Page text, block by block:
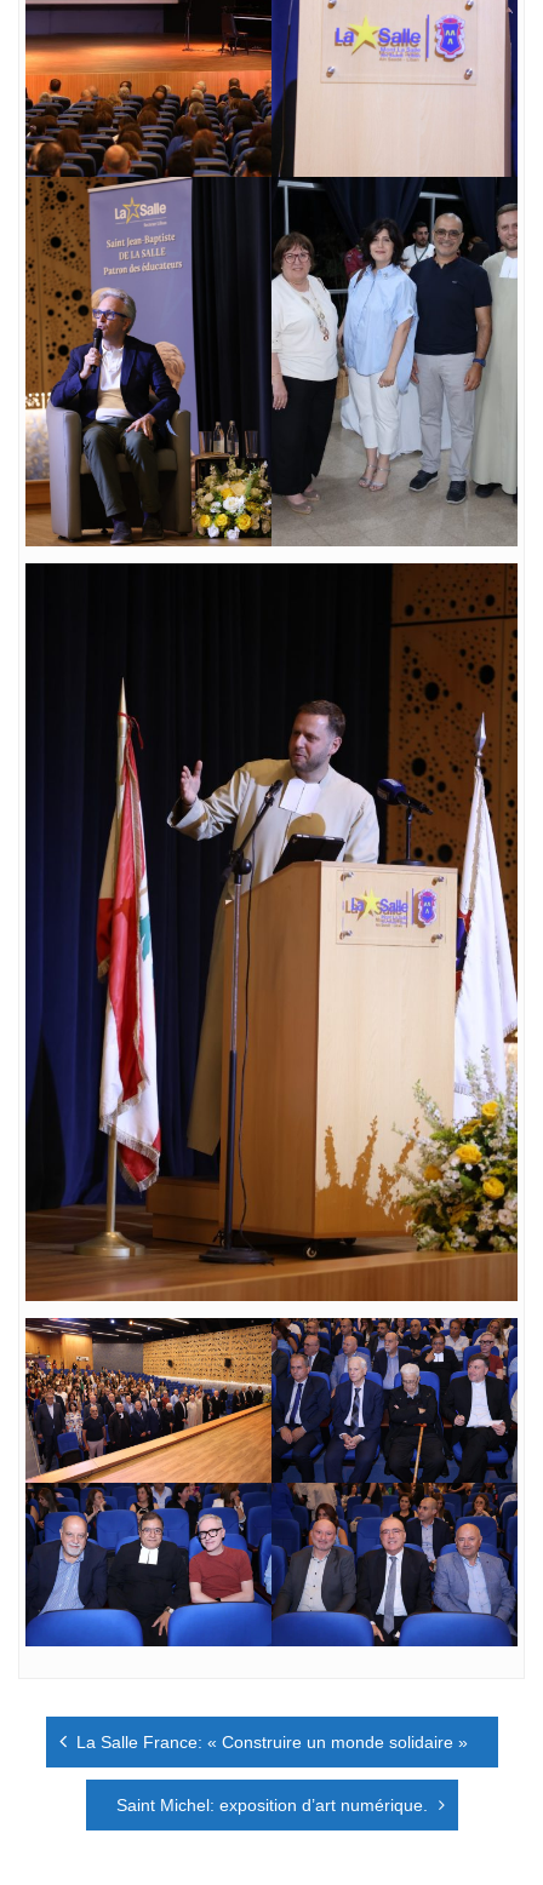
Navigation
La Salle France: « Construire un monde solidaire »
Saint Michel: exposition d’art numérique.